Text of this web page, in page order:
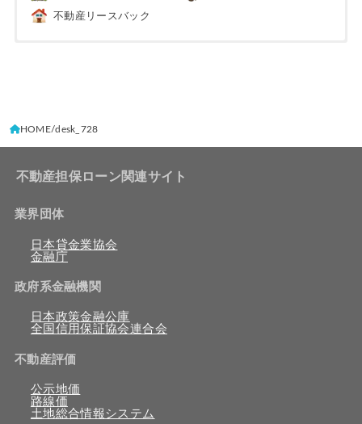
不動産リースバック
HOME desk_728
不動産担保ローン関連サイト
業界団体
日本貸金業協会
金融庁
政府系金融機関
日本政策金融公庫
全国信用保証協会連合会
不動産評価
公示地価
路線価
土地総合情報システム